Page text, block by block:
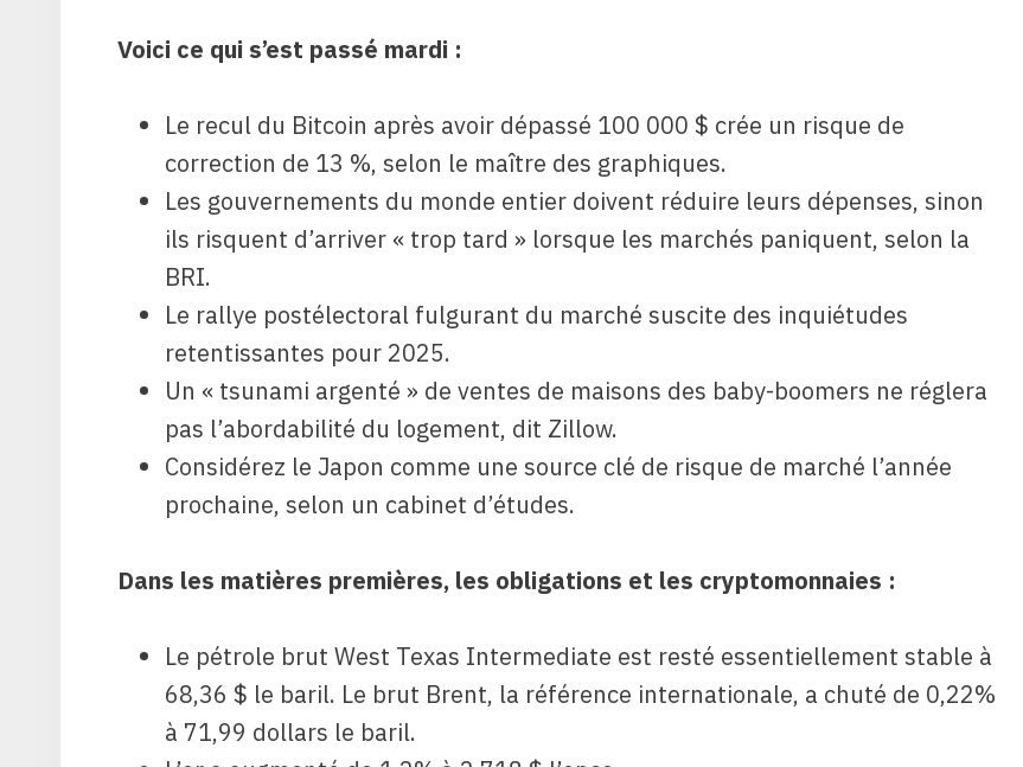
Voici ce qui s’est passé mardi :
Le recul du Bitcoin après avoir dépassé 100 000 $ crée un risque de
correction de 13 %, selon le maître des graphiques.
Les gouvernements du monde entier doivent réduire leurs dépenses, sinon
ils risquent d’arriver « trop tard » lorsque les marchés paniquent, selon la
BRI.
Le rallye postélectoral fulgurant du marché suscite des inquiétudes
retentissantes pour 2025.
Un « tsunami argenté » de ventes de maisons des baby-boomers ne réglera
pas l’abordabilité du logement, dit Zillow.
Considérez le Japon comme une source clé de risque de marché l’année
prochaine, selon un cabinet d’études.
Dans les matières premières, les obligations et les cryptomonnaies :
Le pétrole brut West Texas Intermediate est resté essentiellement stable à
68,36 $ le baril. Le brut Brent, la référence internationale, a chuté de 0,22%
à 71,99 dollars le baril.